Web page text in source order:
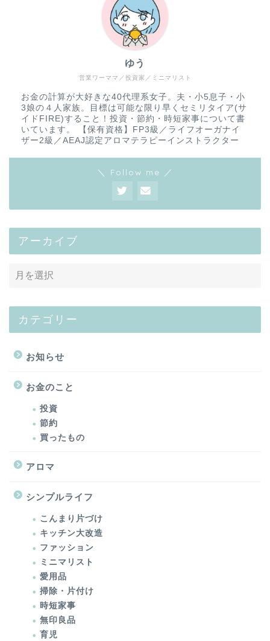
営業ワーママ／投資家／ミニマリスト
ゆう
お金の計算が大好きな40代理系女子。夫・小5息子・小
3娘の４人家族。目標は可能な限り早くセミリタイア(サ
イドFIRE)すること！投資・節約・時短家事について書
いています。 【保有資格】FP3級／ライフオーガナイ
ザー2級／AEAJ認定アロマテラピーインストラクター
＼ Follow me ／
アーカイブ
カテゴリー
お知らせ
お金のこと
投資
節約
買ったもの
アロマ
シンプルライフ
こんまり片づけ
キッチン大改造
ファッション
ミニマリスト
愛用品
掃除・片付け
時短家事
無印良品
育児